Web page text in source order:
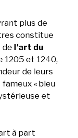
plus de
constitue
de l’art du
1205 et 1240,
de leurs
« bleu
et
à part